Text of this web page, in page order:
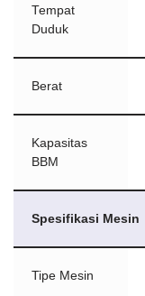
Tempat
Duduk
Berat
Kapasitas
BBM
Spesifikasi Mesin
Tipe Mesin